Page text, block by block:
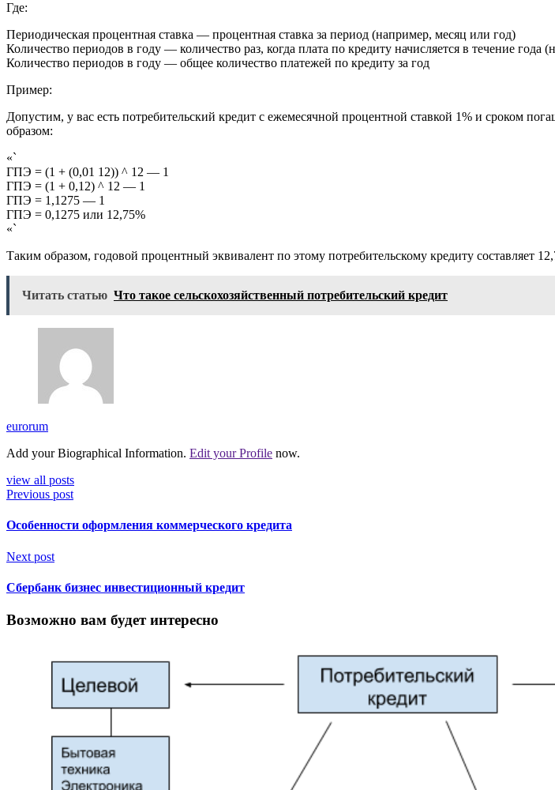
Где:
Периодическая процентная ставка — процентная ставка за период (например, месяц или год)
Количество периодов в году — количество раз, когда плата по кредиту начисляется в течение
Количество периодов в году — общее количество платежей по кредиту за год
Пример:
Допустим, у вас есть потребительский кредит с ежемесячной процентной ставкой 1% и сроком
образом:
«`
ГПЭ = (1 + (0,01 12)) ^ 12 — 1
ГПЭ = (1 + 0,12) ^ 12 — 1
ГПЭ = 1,1275 — 1
ГПЭ = 0,1275 или 12,75%
«`
Таким образом, годовой процентный эквивалент по этому потребительскому кредиту составляет
Читать статью Что такое сельскохозяйственный потребительский кредит
eurorum
Add your Biographical Information. Edit your Profile now.
view all posts
Previous post
Особенности оформления коммерческого кредита
Next post
Сбербанк бизнес инвестиционный кредит
Возможно вам будет интересно